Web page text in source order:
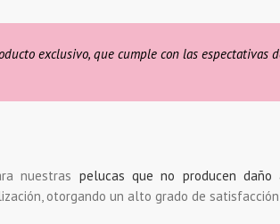
exclusivo, que cumple con las espectativas
nuestras pelucas que no producen
otorgando un alto grado de